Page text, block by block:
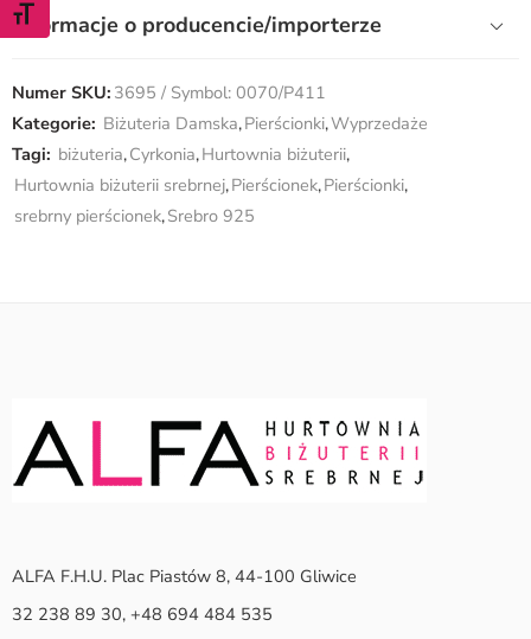
ZMIEŃ ROZMIAR CZCIONKI
Informacje o producencie/importerze
Numer SKU: 3695 / Symbol: 0070/P411
Kategorie: Biżuteria Damska,Pierścionki,Wyprzedaże
Tagi: biżuteria,Cyrkonia,Hurtownia biżuterii,
Hurtownia biżuterii srebrnej,Pierścionek,Pierścionki,
srebrny pierścionek,Srebro 925
ALFA F.H.U. Plac Piastów 8, 44-100 Gliwice
32 238 89 30, +48 694 484 535